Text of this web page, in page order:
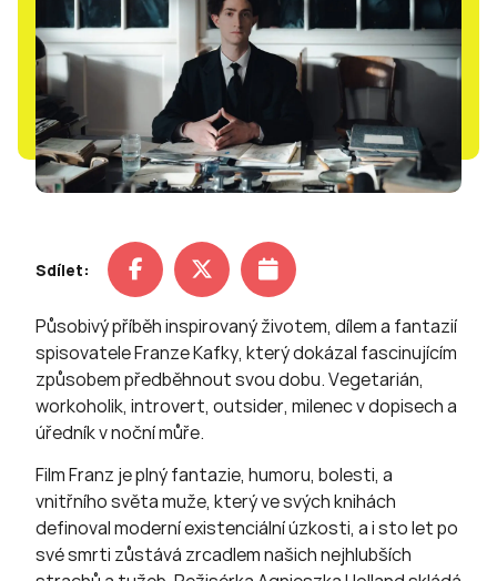
Sdílet:
Působivý příběh inspirovaný životem, dílem a fantazií
spisovatele Franze Kafky, který dokázal fascinujícím
způsobem předběhnout svou dobu. Vegetarián,
workoholik, introvert, outsider, milenec v dopisech a
úředník v noční můře.
Film Franz je plný fantazie, humoru, bolesti, a
vnitřního světa muže, který ve svých knihách
definoval moderní existenciální úzkosti, a i sto let po
své smrti zůstává zrcadlem našich nejhlubších